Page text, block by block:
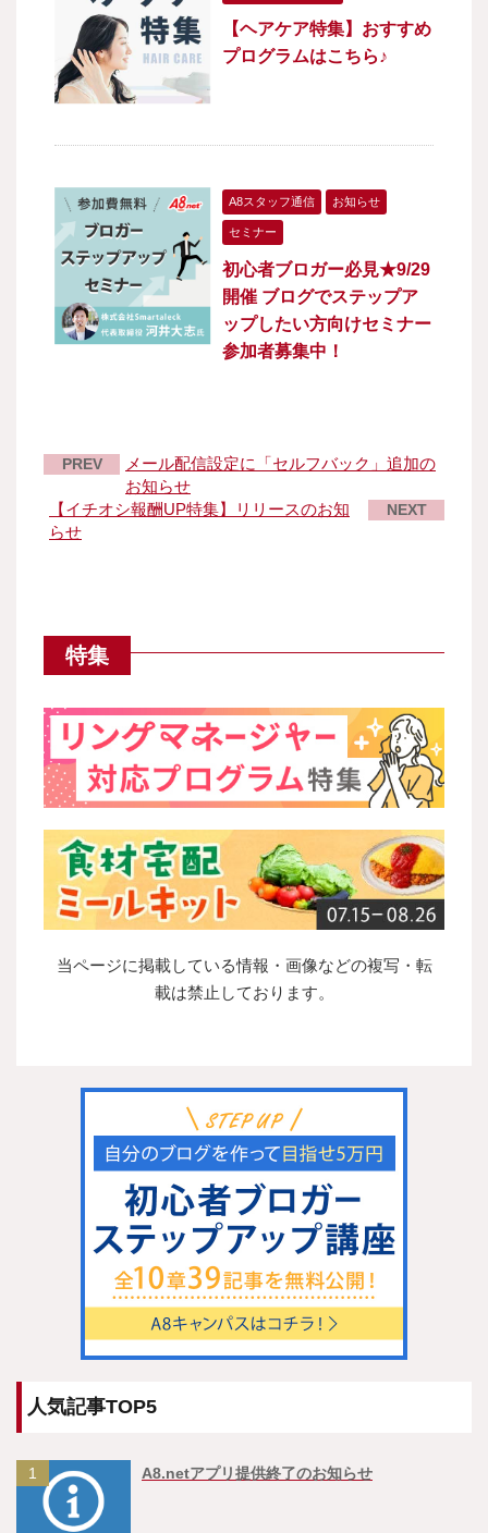
【ヘアケア特集】おすすめ
プログラムはこちら♪
A8スタッフ通信 お知らせ
セミナー
初心者ブロガー必見★9/29
開催 ブログでステップア
ップしたい方向けセミナー
参加者募集中！
PREV
メール配信設定に「セルフバック」追加の
お知らせ
【イチオシ報酬UP特集】リリースのお知
らせ
NEXT
特集
当ページに掲載している情報・画像などの複写・転
載は禁止しております。
人気記事TOP5
1 A8.netアプリ提供終了のお知らせ